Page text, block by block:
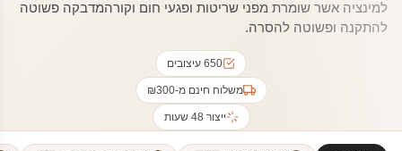
למינציה אשר שומרת מפני שריטות ופגעי חום וקורהמדבקה פשוטה
להתקנה ופשוטה להסרה.
650 עיצובים
משלוח חינם מ-₪300
ייצור 48 שעות